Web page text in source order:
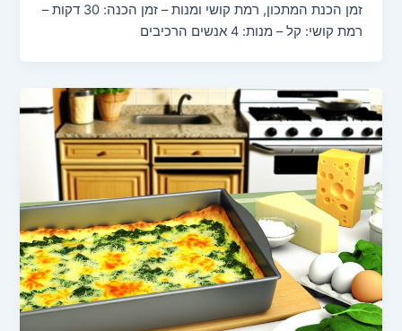
זמן הכנת המתכון, רמת קושי ומנות – זמן הכנה: 30 דקות –
רמת קושי: קל – מנות: 4 אנשים הרכיבים